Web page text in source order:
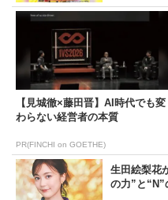
【見城徹×藤田晋】AI時代でも変
わらない経営者の本質
PR(FINCHI on GOETHE)
生田絵梨花
の力”と